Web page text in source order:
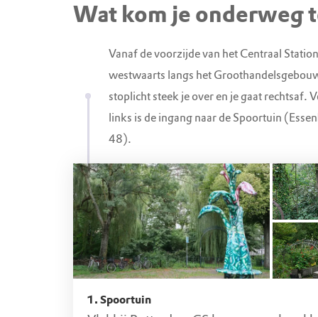
volledig over een verhard pad.
Honden zijn toegestaan, mits
opruimplicht van uitwerpselen op de
NS station Rotterdam
Proveniersplein 23, 3013 EA Rotterdam (ZH)
STARTPUNT
Kleine ingang vooraan
Tempel
Delftweg 186, 3046 NC Rotterdam (ZH)
Buitenplaats De Tempel is voor
Wat kom je onderweg
Vanaf de voorzijde van het Centraal
westwaarts langs het
stoplicht steek je over en je gaat rechtsaf.
links is de ingang naar de Spoortuin
48).
1. Spoortuin